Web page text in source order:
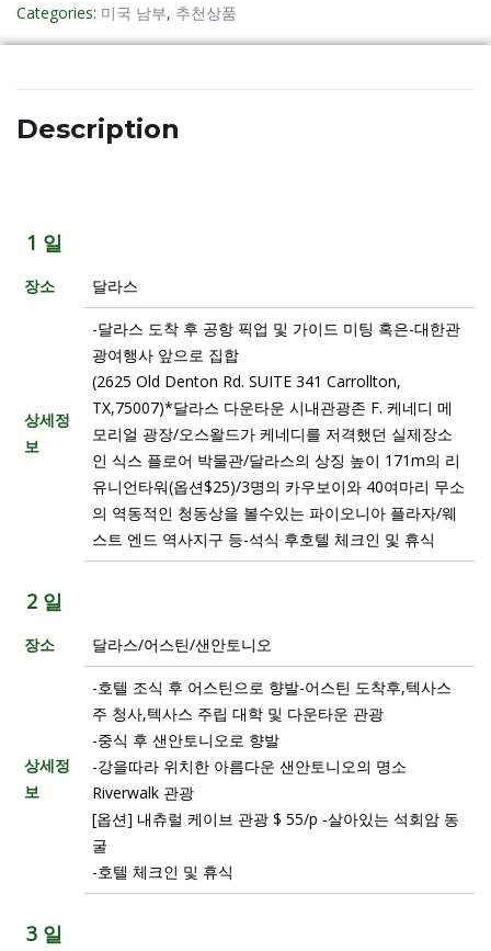
Categories: 미국 남부, 추천상품
Description
1 일
장소 달라스
상세정
보
-달라스 도착 후 공항 픽업 및 가이드 미팅 혹은-대한관
광여행사 앞으로 집합
(2625 Old Denton Rd. SUITE 341 Carrollton,
TX,75007)*달라스 다운타운 시내관광존 F. 케네디 메
모리얼 광장/오스왈드가 케네디를 저격했던 실제장소
인 식스 플로어 박물관/달라스의 상징 높이 171m의 리
유니언타워(옵션$25)/3명의 카우보이와 40여마리 무소
의 역동적인 청동상을 볼수있는 파이오니아 플라자/웨
스트 엔드 역사지구 등-석식 후호텔 체크인 및 휴식
2 일
장소 달라스/어스틴/샌안토니오
상세정
보
-호텔 조식 후 어스틴으로 향발-어스틴 도착후,텍사스
주 청사,텍사스 주립 대학 및 다운타운 관광
-중식 후 샌안토니오로 향발
-강을따라 위치한 아름다운 샌안토니오의 명소
Riverwalk 관광
[옵션] 내츄럴 케이브 관광 $ 55/p -살아있는 석회암 동
굴
-호텔 체크인 및 휴식
3 일